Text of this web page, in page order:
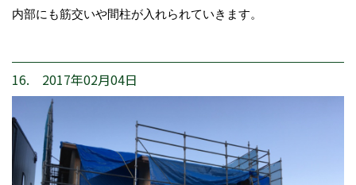
内部にも筋交いや間柱が入れられていきます。
16. 2017年02月04日